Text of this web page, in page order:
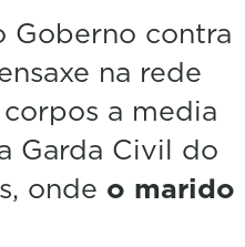
Goberno contra
na rede
a media
Garda Civil do
onde o marido